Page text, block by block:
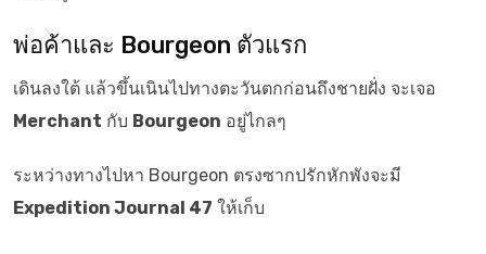
พ่อค้าและ Bourgeon ตัวแรก
เดินลงใต้ แล้วขึ้นเนินไปทางตะวันตกก่อนถึงชายฝั่ง จะเจอ
Merchant กับ Bourgeon อยู่ไกลๆ
ระหว่างทางไปหา Bourgeon ตรงซากปรักหักพังจะมี
Expedition Journal 47 ให้เก็บ